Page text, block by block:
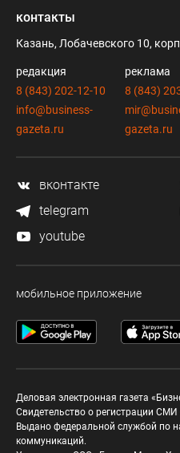
контакты
Казань, Лобачевского 10,
редакция
8 (843) 202-12-10
info@business-
gazeta.ru
реклама
8 (843)
gazeta.ru
вконтакте
telegram
youtube
мобильное приложение
Деловая электронная газета
Свидетельство о регистрации
Выдано федеральной службой по
коммуникаций.